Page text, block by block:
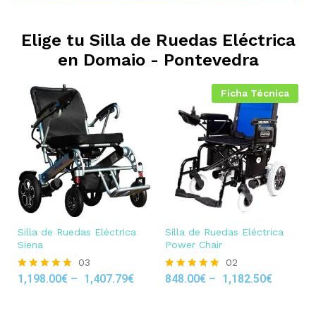
Elige tu Silla de Ruedas Eléctrica
en Domaio - Pontevedra
Silla de Ruedas Eléctrica
Siena
Rated
03
1,198.00€ – 1,407.79€
Ficha Técnica
Silla de Ruedas Eléctrica
Power Chair
Rated
02
848.00€ – 1,182.50€